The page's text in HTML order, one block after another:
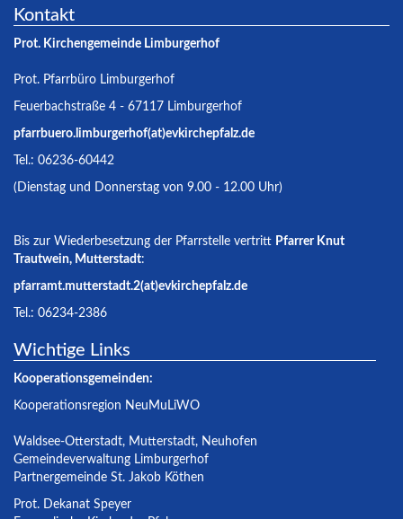
Kontakt
Prot. Kirchengemeinde Limburgerhof
Prot. Pfarrbüro Limburgerhof
Feuerbachstraße 4 - 67117 Limburgerhof
pfarrbuero.limburgerhof(at)evkirchepfalz.de
Tel.: 06236-60442
(Dienstag und Donnerstag von 9.00 - 12.00 Uhr)
Bis zur Wiederbesetzung der Pfarrstelle vertritt Pfarrer Knut
Trautwein, Mutterstadt:
pfarramt.mutterstadt.2(at)evkirchepfalz.de
Tel.: 06234-2386
Wichtige Links
Kooperationsgemeinden:
Kooperationsregion NeuMuLiWO
Waldsee-Otterstadt, Mutterstadt, Neuhofen
Gemeindeverwaltung Limburgerhof
Partnergemeinde St. Jakob Köthen
Prot. Dekanat Speyer